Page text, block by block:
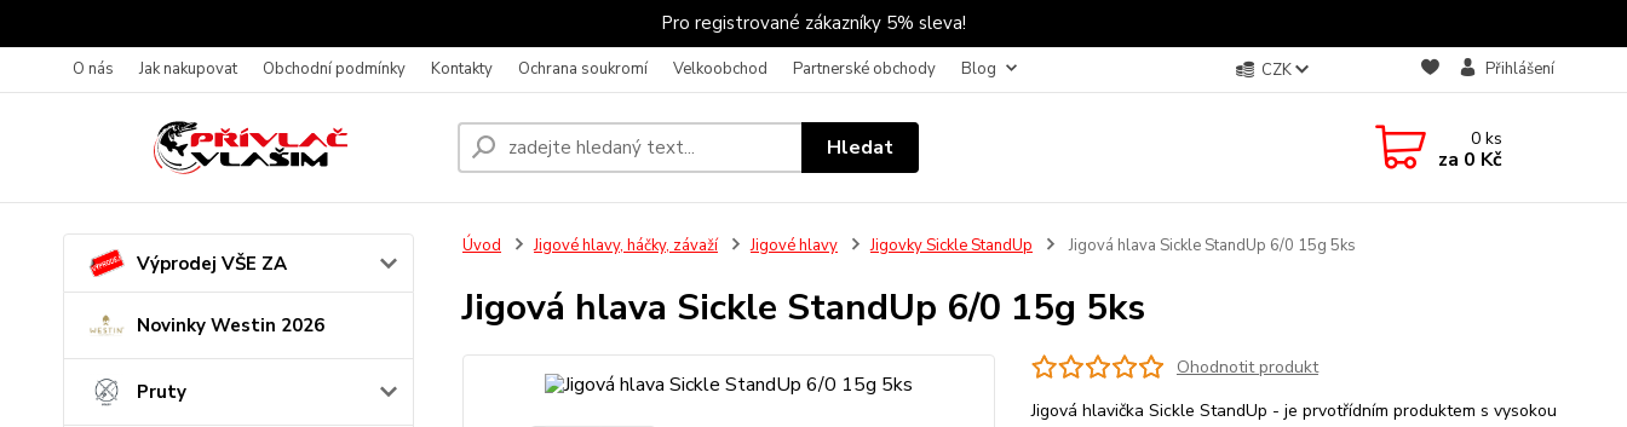
Pro registrované zákazníky 5% sleva!
O nás Jak nakupovat Obchodní podmínky Kontakty Ochrana soukromí Velkoobchod Partnerské obchody Blog CZK Přihlášení
Hledat 0ks
za 0 Kč
Výprodej VŠE ZA
Novinky Westin 2026
Pruty
Úvod Jigové hlavy, háčky, závaží Jigové hlavy Jigovky Sickle StandUp Jigová hlava Sickle StandUp 6/0 15g 5ks
Jigová hlava Sickle StandUp 6/0 15g 5ks
Ohodnotit produkt
Jigová hlavička Sickle StandUp - je prvotřídním produktem s vysokou